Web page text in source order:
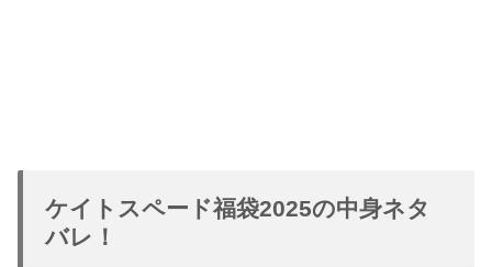
ケイトスペード福袋2025の中身ネタ
バレ！